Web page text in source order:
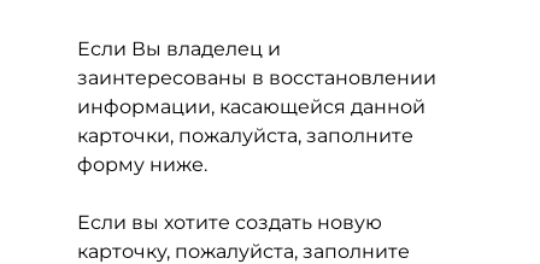
Если Вы владелец и
заинтересованы в восстановлении
информации, касающейся данной
карточки, пожалуйста, заполните
форму ниже.
Если вы хотите создать новую
карточку, пожалуйста, заполните